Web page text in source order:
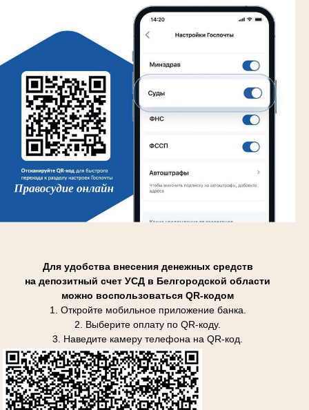
Для удобства внесения денежных средств
на депозитный счет УСД в Белгородской области
можно воспользоваться QR-кодом
1. Откройте мобильное приложение банка.
2. Выберите оплату по QR-коду.
3. Наведите камеру телефона на QR-код.